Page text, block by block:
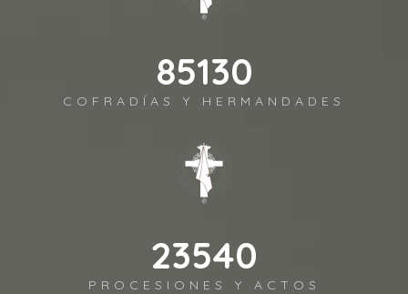
94589
COFRADÍAS Y HERMANDADES
26156
PROCESIONES Y ACTOS